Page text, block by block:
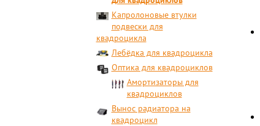
Капролоновые втулки
подвески для
квадроцикла
Лебёдка для квадроцикла
Оптика для квадроциклов
Амортизаторы для
квадроциклов
Вынос радиатора на
квадроцикл